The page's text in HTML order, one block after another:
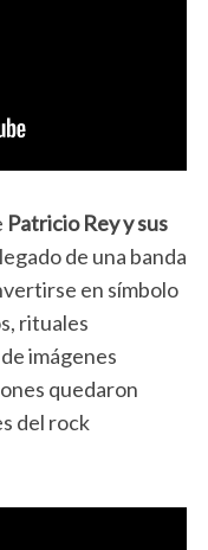
Patricio Rey y sus
de una banda
en símbolo
rituales
imágenes
quedaron
del rock